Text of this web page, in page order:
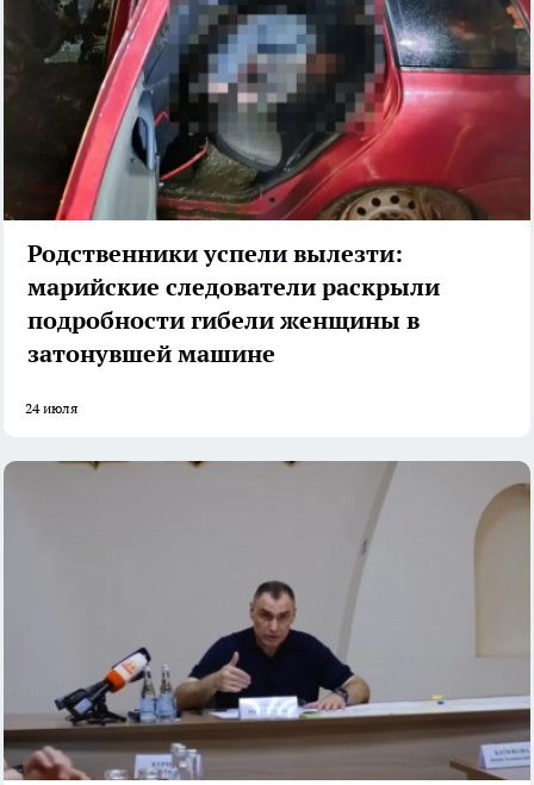
Родственники успели вылезти:
марийские следователи раскрыли
подробности гибели женщины в
затонувшей машине
24 июля